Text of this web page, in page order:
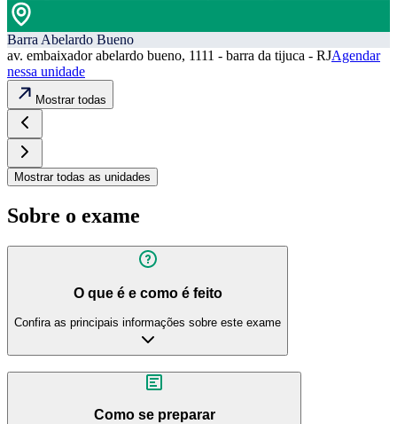
Barra Abelardo Bueno
av. embaixador abelardo bueno, 1111 - barra da tijuca - RJAgendar
nessa unidade
Mostrar todas
Mostrar todas as unidades
Sobre o exame
O que é e como é feito
Confira as principais informações sobre este exame
Como se preparar